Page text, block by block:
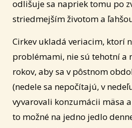
odlišuje sa napriek tomu po
striedmejším životom a
Cirkev ukladá veriacim, ktorí
problémami, nie sú tehotní a
rokov, aby sa v pôstnom
(nedele sa nepočítajú, v
vyvarovali konzumácii mäsa
to možné na jedno jedlo